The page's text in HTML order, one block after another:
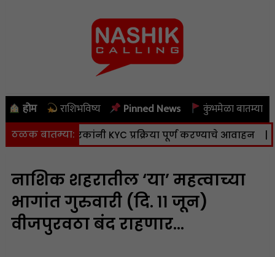
होम राशिभविष्य Pinned News कुंभमेळा बातम्या
ठळक बातम्या:
भूधारकांनी KYC प्रक्रिया पूर्ण करण्याचे आवाहन |
नाशिक शहरातील ‘या’ महत्वाच्या
भागांत गुरुवारी (दि. ११ जून)
वीजपुरवठा बंद राहणार…